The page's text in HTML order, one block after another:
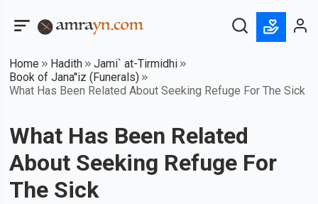
Home Hadith
Jami` at-Tirmidhi
Book of Jana''iz (Funerals)
What Has Been Related About Seeking Refuge For The Sick
What Has Been Related
About Seeking Refuge For
The Sick